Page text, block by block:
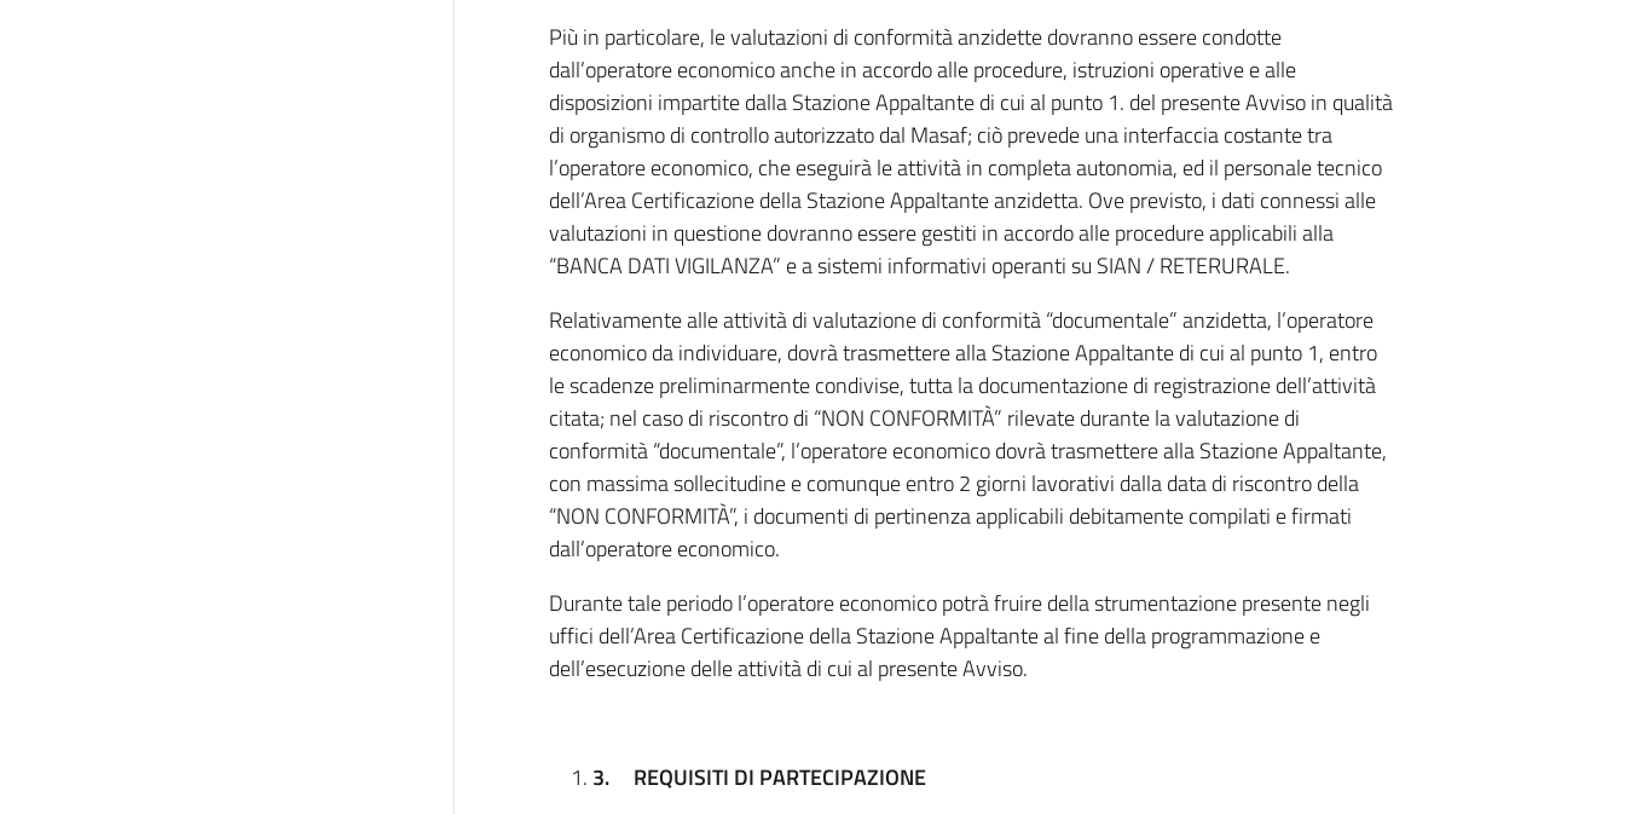
Più in particolare, le valutazioni di conformità anzidette dovranno essere condotte
dall’operatore economico anche in accordo alle procedure, istruzioni operative e alle
disposizioni impartite dalla Stazione Appaltante di cui al punto 1. del presente Avviso in qualità
di organismo di controllo autorizzato dal Masaf; ciò prevede una interfaccia costante tra
l’operatore economico, che eseguirà le attività in completa autonomia, ed il personale tecnico
dell’Area Certificazione della Stazione Appaltante anzidetta. Ove previsto, i dati connessi alle
valutazioni in questione dovranno essere gestiti in accordo alle procedure applicabili alla
“BANCA DATI VIGILANZA” e a sistemi informativi operanti su SIAN / RETERURALE.
Relativamente alle attività di valutazione di conformità “documentale” anzidetta, l’operatore
economico da individuare, dovrà trasmettere alla Stazione Appaltante di cui al punto 1, entro
le scadenze preliminarmente condivise, tutta la documentazione di registrazione dell’attività
citata; nel caso di riscontro di “NON CONFORMITÀ” rilevate durante la valutazione di
conformità “documentale”, l’operatore economico dovrà trasmettere alla Stazione Appaltante,
con massima sollecitudine e comunque entro 2 giorni lavorativi dalla data di riscontro della
“NON CONFORMITÀ”, i documenti di pertinenza applicabili debitamente compilati e firmati
dall’operatore economico.
Durante tale periodo l’operatore economico potrà fruire della strumentazione presente negli
uffici dell’Area Certificazione della Stazione Appaltante al fine della programmazione e
dell’esecuzione delle attività di cui al presente Avviso.
3. REQUISITI DI PARTECIPAZIONE